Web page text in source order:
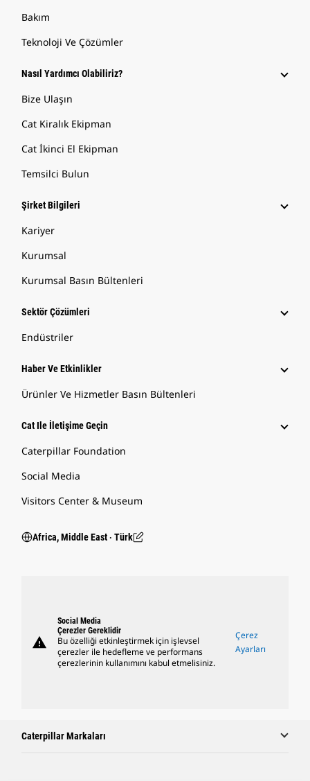
Bakım
Teknoloji Ve Çözümler
Nasıl Yardımcı Olabiliriz?
Bize Ulaşın
Cat Kiralık Ekipman
Cat İkinci El Ekipman
Temsilci Bulun
Şirket Bilgileri
Kariyer
Kurumsal
Kurumsal Basın Bültenleri
Sektör Çözümleri
Endüstriler
Haber Ve Etkinlikler
Ürünler Ve Hizmetler Basın Bültenleri
Cat Ile İletişime Geçin
Caterpillar Foundation
Social Media
Visitors Center & Museum
Africa, Middle East ‧ Türk
warning
Social Media
Çerezler Gereklidir
Bu özelliği etkinleştirmek için işlevsel
çerezler ile hedefleme ve performans
çerezlerinin kullanımını kabul etmelisiniz.
Çerez
Ayarları
Caterpillar Markaları